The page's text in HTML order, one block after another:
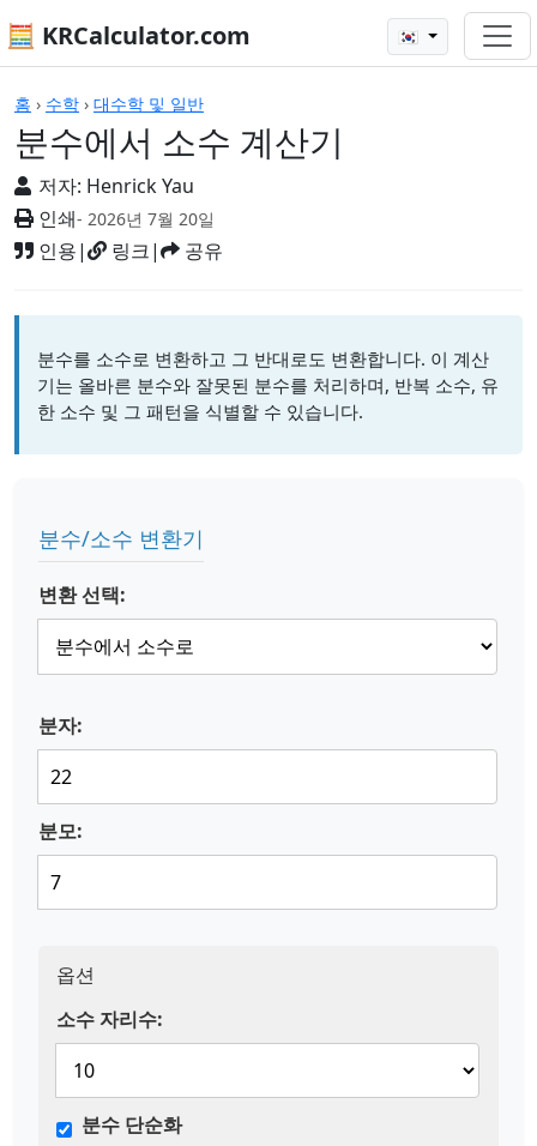
🧮 KRCalculator.com 🇰🇷
홈 › 수학 › 대수학 및 일반
분수에서 소수 계산기
저자: Henrick Yau
인쇄- 2026년 7월 20일
인용| 링크| 공유
계산기
분수를 소수로 변환하고 그 반대로도 변환합니다. 이 계산
기는 올바른 분수와 잘못된 분수를 처리하며, 반복 소수, 유
한 소수 및 그 패턴을 식별할 수 있습니다.
분수/소수 변환기
변환 선택:
분자:
분모:
옵션
소수 자리수:
분수 단순화